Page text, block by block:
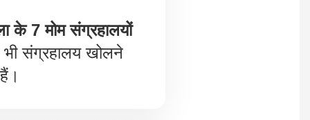
के 7 मोम संग्रहालयों
संग्रहालय खोलने